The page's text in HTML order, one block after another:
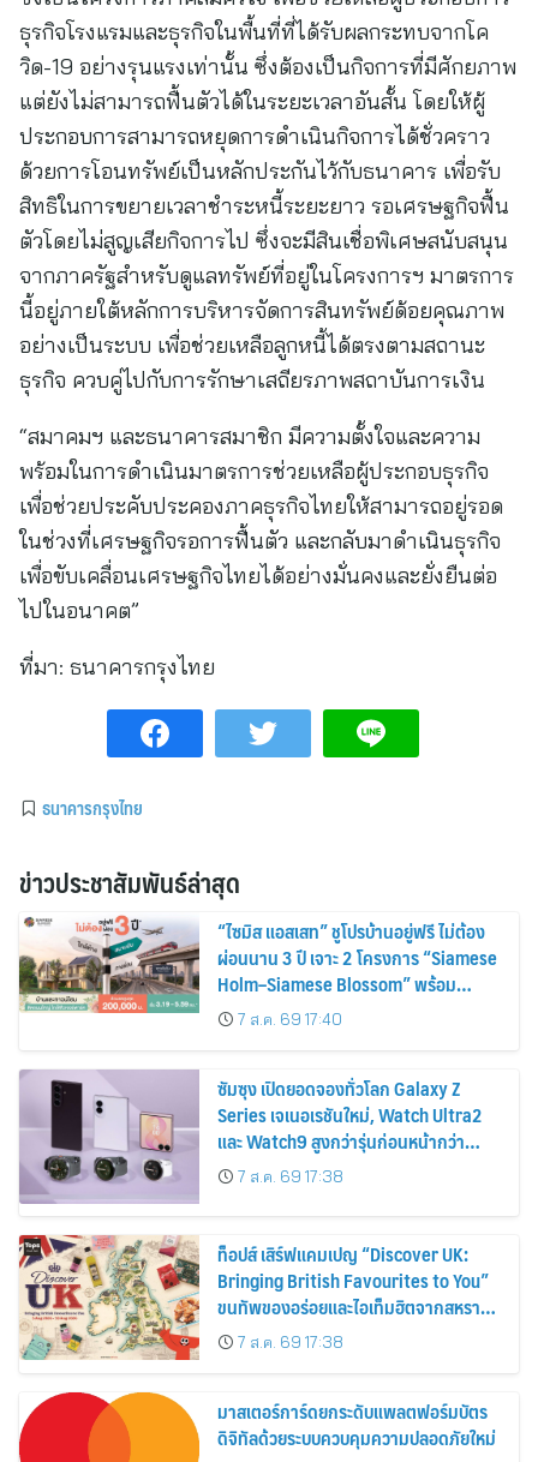
ธุรกิจโรงแรมและธุรกิจในพื้นที่ที่ได้รับผลกระทบจากโค
วิด-19 อย่างรุนแรงเท่านั้น ซึ่งต้องเป็นกิจการที่มีศักยภาพ
แต่ยังไม่สามารถฟื้นตัวได้ในระยะเวลาอันสั้น โดยให้ผู้
ประกอบการสามารถหยุดการดำเนินกิจการได้ชั่วคราว
ด้วยการโอนทรัพย์เป็นหลักประกันไว้กับธนาคาร เพื่อรับ
สิทธิในการขยายเวลาชำระหนี้ระยะยาว รอเศรษฐกิจฟื้น
ตัวโดยไม่สูญเสียกิจการไป ซึ่งจะมีสินเชื่อพิเศษสนับสนุน
จากภาครัฐสำหรับดูแลทรัพย์ที่อยู่ในโครงการฯ มาตรการ
นี้อยู่ภายใต้หลักการบริหารจัดการสินทรัพย์ด้อยคุณภาพ
อย่างเป็นระบบ เพื่อช่วยเหลือลูกหนี้ได้ตรงตามสถานะ
ธุรกิจ ควบคู่ไปกับการรักษาเสถียรภาพสถาบันการเงิน
“สมาคมฯ และธนาคารสมาชิก มีความตั้งใจและความ
พร้อมในการดำเนินมาตรการช่วยเหลือผู้ประกอบธุรกิจ
เพื่อช่วยประคับประคองภาคธุรกิจไทยให้สามารถอยู่รอด
ในช่วงที่เศรษฐกิจรอการฟื้นตัว และกลับมาดำเนินธุรกิจ
เพื่อขับเคลื่อนเศรษฐกิจไทยได้อย่างมั่นคงและยั่งยืนต่อ
ไปในอนาคต”
ที่มา: ธนาคารกรุงไทย
ธนาคารกรุงไทย
ข่าวประชาสัมพันธ์ล่าสุด
“ไซมิส แอสเสท” ชูโปรบ้านอยู่ฟรี ไม่ต้อง
ผ่อนนาน 3 ปี เจาะ 2 โครงการ “Siamese
Holm–Siamese Blossom” พร้อม
ส่วนลดและสิทธิพิเศษถึง 31 สิงหาคม
2569
7 ส.ค. 69 17:40
ซัมซุง เปิดยอดจองทั่วโลก Galaxy Z
Series เจเนอเรชันใหม่, Watch Ultra2
และ Watch9 สูงกว่ารุ่นก่อนหน้ากว่า
30%7 ส.ค. 69 17:38
ท็อปส์ เสิร์ฟแคมเปญ “Discover UK:
Bringing British Favourites to You”
ขนทัพของอร่อยและไอเท็มฮิตจากสหราช
อาณาจักร ส่งตรงถึงมือตั้งแต่วันนี้ – 18
สิงหาคมนี้
7 ส.ค. 69 17:38
มาสเตอร์การ์ดยกระดับแพลตฟอร์มบัตร
ดิจิทัลด้วยระบบควบคุมความปลอดภัยใหม่